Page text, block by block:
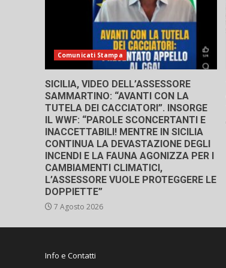
Comunicati Stampa
SICILIA, VIDEO DELL’ASSESSORE
SAMMARTINO: “AVANTI CON LA
TUTELA DEI CACCIATORI”. INSORGE
IL WWF: “PAROLE SCONCERTANTI E
INACCETTABILI! MENTRE IN SICILIA
CONTINUA LA DEVASTAZIONE DEGLI
INCENDI E LA FAUNA AGONIZZA PER I
CAMBIAMENTI CLIMATICI,
L’ASSESSORE VUOLE PROTEGGERE LE
DOPPIETTE”
7 Agosto 2026
Info e Contatti